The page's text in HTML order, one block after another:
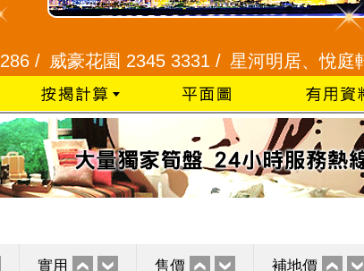
威豪花園 2345 3331 /星河明居、悅庭軒
實用 售價 補地價